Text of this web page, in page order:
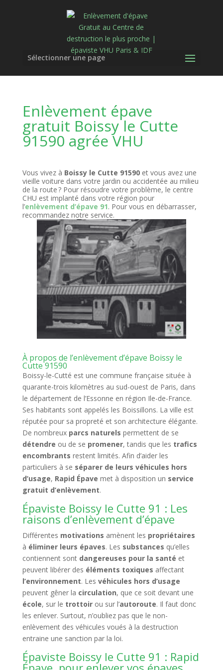
Sélectionner une page
Enlèvement épave
gratuit Boissy le Cutte
91590 agrée VHU
Vous vivez à Boissy le Cutte 91590et vous avez une
vieille voiture dans votre jardin ou accidentée au milieu
de la route ? Pour résoudre votre problème, le centre
CHU est implanté dans votre région pour
l’enlèvement d’épave 91. Pour vous en débarrasser,
recommandez notre service.
À propos de l’enlèvement d’épave Boissy le
Cutte 91590
Boissy-le-Cutté est une commune française située à
quarante-trois kilomètres au sud-ouest de Paris, dans
le département de l’Essonne en région Ile-de-France.
Ses habitants sont appelés les Boissillons. La ville est
réputée pour sa propreté et son architecture élégante.
De nombreux parcs naturels permettent de se
détendre ou de se promener, tandis que les trafics
encombrants restent limités. Afin d’aider les
particuliers à se séparer de leurs véhicules hors
d’usage, Rapid Épave met à disposition un service
gratuit d’enlèvement.
Épaviste Boissy le Cutte 91 : Les
raisons d’enlèvement d’épave
Différentes motivations amènent les propriétaires
à éliminer leurs épaves. Les substances qu’elles
contiennent sont dangereuses pour la santé et
peuvent libérer des éléments toxiques affectant
l’environnement. Les véhicules hors d’usage
peuvent gêner la circulation, que ce soit devant une
école, sur le trottoirou sur l’autoroute. Il faut donc
les enlever. Surtout, n’oubliez pas que le non-
enlèvement des véhicules voués à la destruction
entraine une sanction par la loi.
Épaviste Boissy le Cutte 91 : Rapid